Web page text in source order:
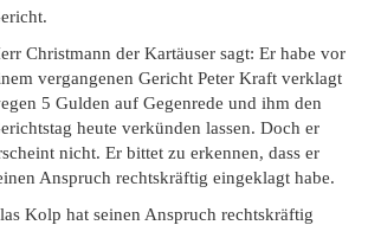
Christmann der Kartäuser sagt: Er habe vor
vergangenen Gericht Peter Kraft verklagt
5 Gulden auf Gegenrede und ihm den
heute verkünden lassen. Doch er
nicht. Er bittet zu erkennen, dass er
Anspruch rechtskräftig eingeklagt habe.
Kolp hat seinen Anspruch rechtskräftig